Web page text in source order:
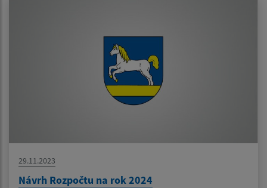
29.11.2023
Návrh Rozpočtu na rok 2024